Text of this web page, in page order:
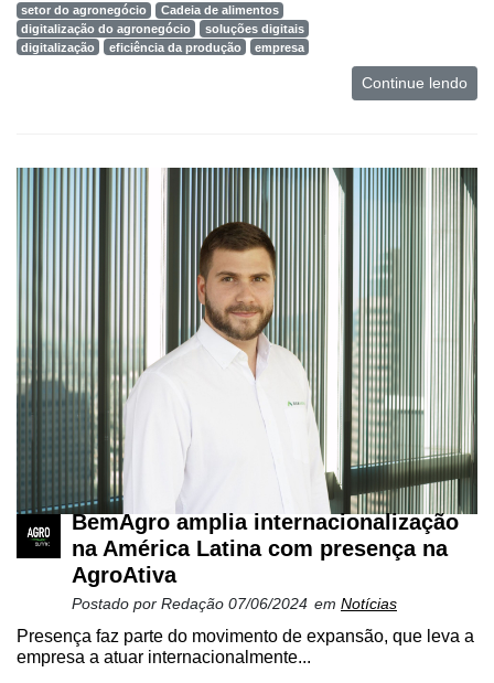
setor do agronegócio
Cadeia de alimentos
digitalização do agronegócio
soluções digitais
digitalização
eficiência da produção empresa
Continue lendo
BemAgro amplia internacionalização
na América Latina com presença na
AgroAtiva
Postado por Redação 07/06/2024 em Notícias
Presença faz parte do movimento de expansão, que leva a
empresa a atuar internacionalmente...